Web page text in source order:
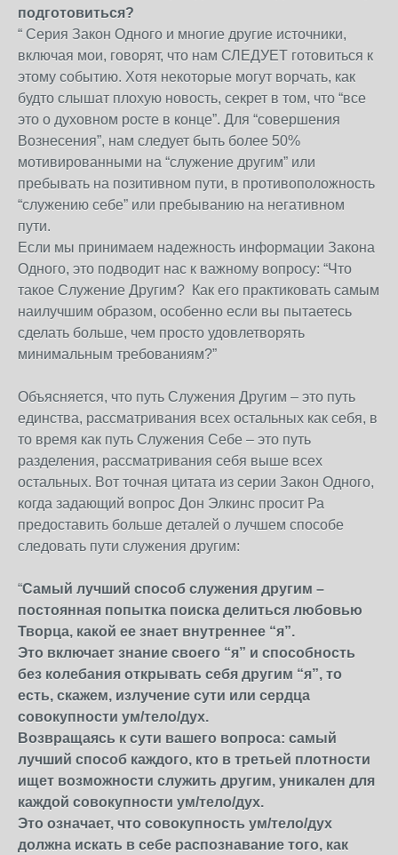
подготовиться?
“ Серия Закон Одного и многие другие источники,
включая мои, говорят, что нам СЛЕДУЕТ готовиться к
этому событию. Хотя некоторые могут ворчать, как
будто слышат плохую новость, секрет в том, что “все
это о духовном росте в конце”. Для “совершения
Вознесения”, нам следует быть более 50%
мотивированными на “служение другим” или
пребывать на позитивном пути, в противоположность
“служению себе” или пребыванию на негативном
пути.
Если мы принимаем надежность информации Закона
Одного, это подводит нас к важному вопросу: “Что
такое Служение Другим? Как его практиковать самым
наилучшим образом, особенно если вы пытаетесь
сделать больше, чем просто удовлетворять
минимальным требованиям?”
Объясняется, что путь Служения Другим – это путь
единства, рассматривания всех остальных как себя, в
то время как путь Служения Себе – это путь
разделения, рассматривания себя выше всех
остальных. Вот точная цитата из серии Закон Одного,
когда задающий вопрос Дон Элкинс просит Ра
предоставить больше деталей о лучшем способе
следовать пути служения другим:
“Самый лучший способ служения другим –
постоянная попытка поиска делиться любовью
Творца, какой ее знает внутреннее “я”.
Это включает знание своего “я” и способность
без колебания открывать себя другим “я”, то
есть, скажем, излучение сути или сердца
совокупности ум/тело/дух.
Возвращаясь к сути вашего вопроса: самый
лучший способ каждого, кто в третьей плотности
ищет возможности служить другим, уникален для
каждой совокупности ум/тело/дух.
Это означает, что совокупность ум/тело/дух
должна искать в себе распознавание того, как